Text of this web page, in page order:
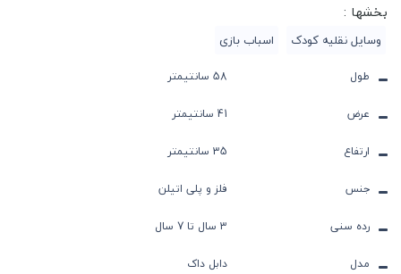
بخشها :
وسایل نقلیه کودک اسباب بازی
طول
58 سانتیمتر
عرض
41 سانتیمتر
ارتفاع
35 سانتیمتر
جنس
فلز و پلی اتیلن
رده سنی
3 سال تا 7 سال
مدل
دابل داک